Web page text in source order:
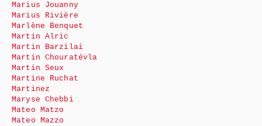
Marius Jouanny
Marius Rivière
Marlène Benquet
Martin Alric
Martin Barzilai
Martin Chouratévla
Martin Seux
Martine Ruchat
Martinez
Maryse Chebbi
Mateo Matzo
Mateo Mazzo